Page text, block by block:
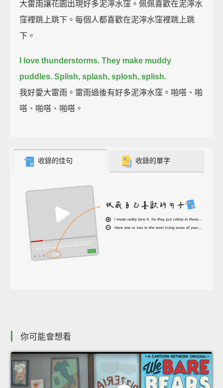
大雷雨讓花園出現好多泥濘水窪。佩佩喜歡在泥濘水
窪裡跳上跳下。每個人都喜歡在泥濘水窪裡跳上跳
下。
I love thunderstorms. They make muddy
puddles. Splish, splash, splosh, splish.
我好愛大雷雨。雷雨過後有好多泥濘水窪。啪嗒、啪
嗒、啪嗒、啪嗒。
收錄的佳句 收錄的單字
你可能會想看